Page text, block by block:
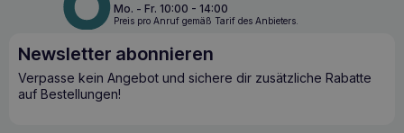
Mo. - Fr. 10:00 - 14:00
Preis pro Anruf gemäß Tarif des Anbieters.
Newsletter abonnieren
Verpasse kein Angebot und sichere dir zusätzliche Rabatte
auf Bestellungen!